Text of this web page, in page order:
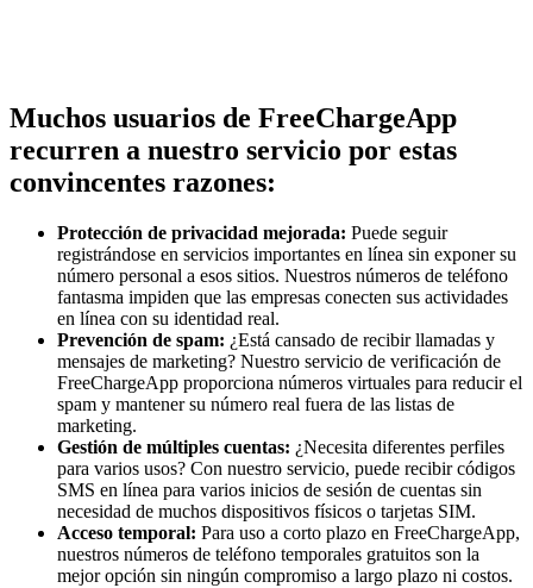
Muchos usuarios de FreeChargeApp
recurren a nuestro servicio por estas
convincentes razones:
Protección de privacidad mejorada: Puede seguir
registrándose en servicios importantes en línea sin exponer su
número personal a esos sitios. Nuestros números de teléfono
fantasma impiden que las empresas conecten sus actividades
en línea con su identidad real.
Prevención de spam: ¿Está cansado de recibir llamadas y
mensajes de marketing? Nuestro servicio de verificación de
FreeChargeApp proporciona números virtuales para reducir el
spam y mantener su número real fuera de las listas de
marketing.
Gestión de múltiples cuentas: ¿Necesita diferentes perfiles
para varios usos? Con nuestro servicio, puede recibir códigos
SMS en línea para varios inicios de sesión de cuentas sin
necesidad de muchos dispositivos físicos o tarjetas SIM.
Acceso temporal: Para uso a corto plazo en FreeChargeApp,
nuestros números de teléfono temporales gratuitos son la
mejor opción sin ningún compromiso a largo plazo ni costos.